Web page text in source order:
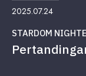
2025.07.24
STARDOM